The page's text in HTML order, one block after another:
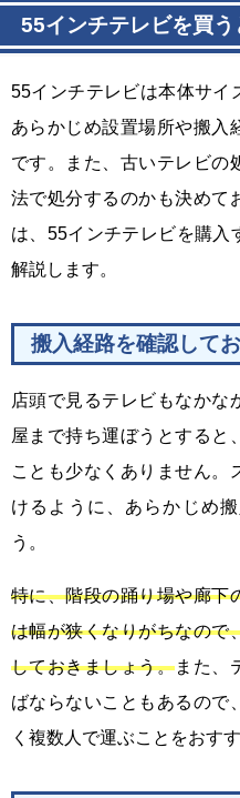
55インチテレビを買
55インチテレビは本体サイ
あらかじめ設置場所や搬入
です。また、古いテレビの
法で処分するのかも決めて
は、55インチテレビを購入
解説します。
搬入経路を確認してお
店頭で見るテレビもなかな
屋まで持ち運ぼうとすると
ことも少なくありません。
けるように、あらかじめ
う。
特に、階段の踊り場や廊下
は幅が狭くなりがちなので
しておきましょう。また、
ばならないこともあるので
く複数人で運ぶことをおす